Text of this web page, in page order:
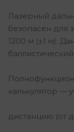
Лазерный
безопасен для
1200 м (±1 м).
калькулятор —
дистанцию (от